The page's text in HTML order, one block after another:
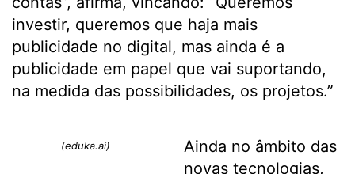
investir, queremos que haja mais
publicidade no digital, mas ainda é a
publicidade em papel que vai suportando,
na medida das possibilidades, os projetos.”
(eduka.ai)
Ainda no âmbito das
novas tecnologias,